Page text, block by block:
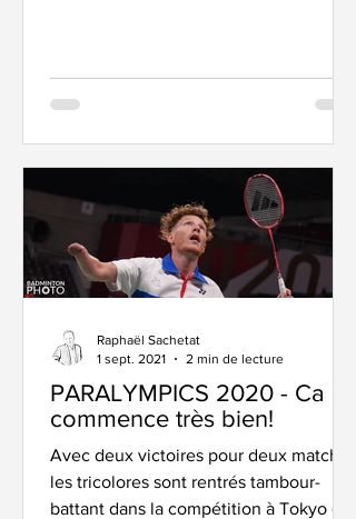
PARALYMPICS 2020 - Ca
commence très bien!
Avec deux victoires pour deux matchs,
les tricolores sont rentrés tambour-
battant dans la compétition à Tokyo ce
Raphaël Sachetat
1 sept. 2021
2 min de lecture